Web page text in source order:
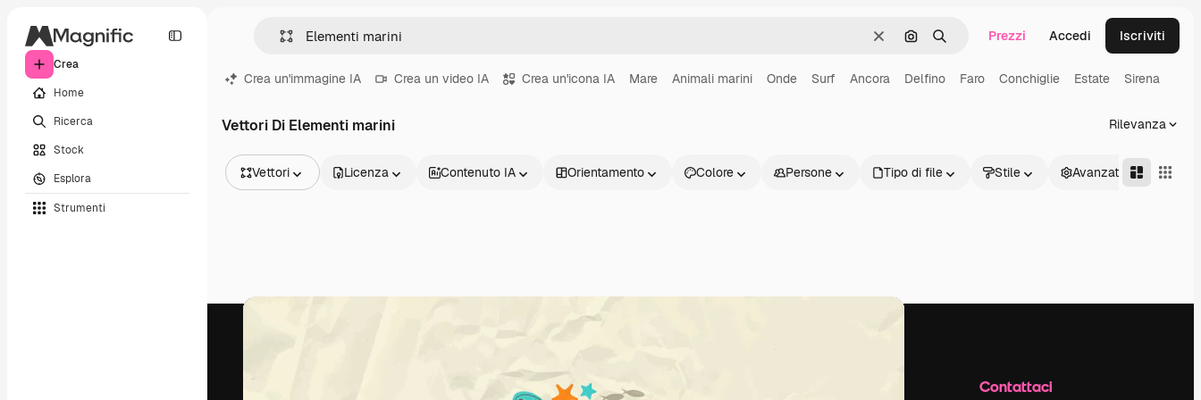
Crea
Home
Ricerca
Stock
Esplora
Strumenti
CancellaCerca per immagine
Ricerca Prezzi Accedi Iscriviti
Crea un'immagine IA Crea un video IA Crea un'icona IA Mare Animali marini Onde Surf Ancora Delfino Faro Conchiglie Estate Sirena
Vettori Di Elementi marini Rilevanza
Vettori
Video
Licenza Contenuto IA Orientamento Colore Persone Tipo di file Stile Avanzate
Prodotti Contattaci